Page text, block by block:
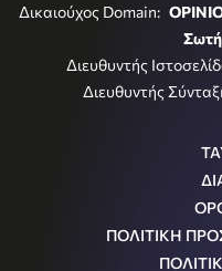
Δικαιούχος Domain:
Διευθυντής
Διευθυντής
ΠΟΛΙΤΙΚΗ